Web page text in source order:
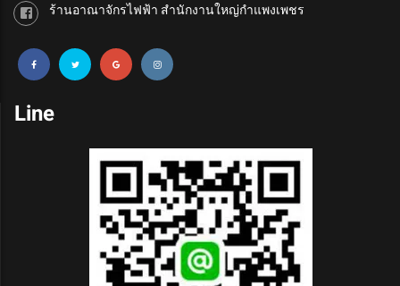
ร้านอาณาจักรไฟฟ้า สำนักงานใหญ่กำแพงเพชร
Line